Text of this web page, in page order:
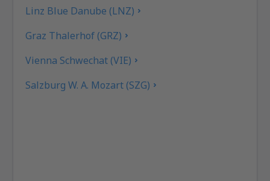
Linz Blue Danube (LNZ)
Graz Thalerhof (GRZ)
Vienna Schwechat (VIE)
Salzburg W. A. Mozart (SZG)